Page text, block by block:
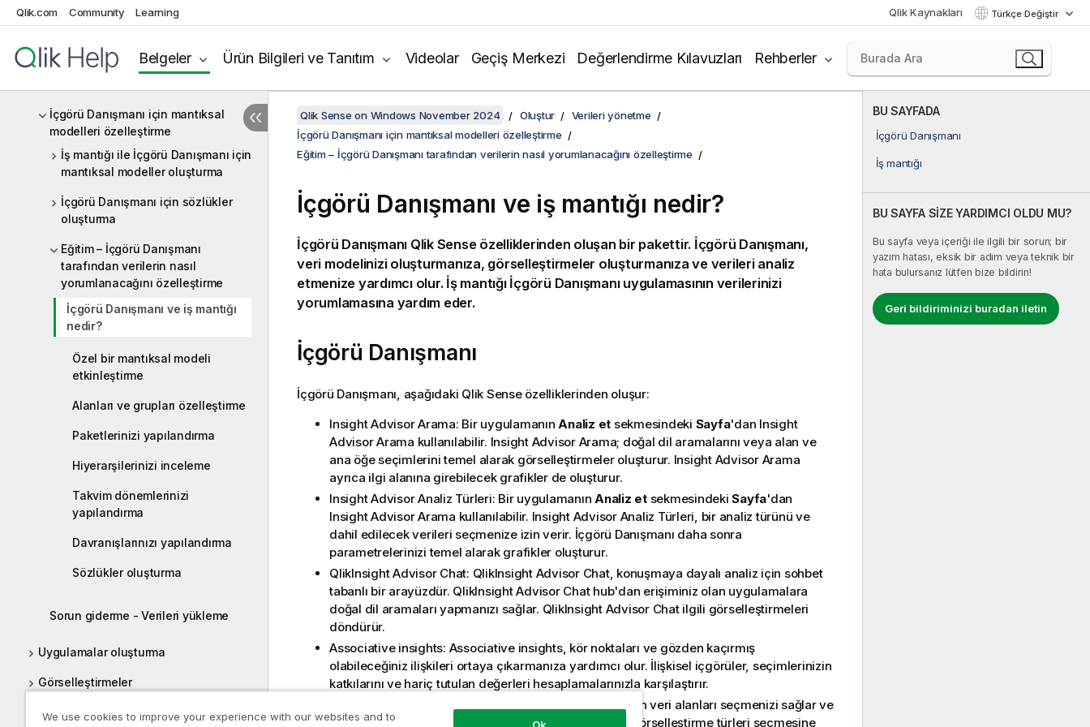
Qlik.com Community Learning Qlik Kaynakları Türkçe Değiştir
Belgeler Ürün Bilgileri ve Tanıtım Videolar Geçiş Merkezi Değerlendirme Kılavuzları Rehberler
Veri kaynaklarına bağlanma
dönüştürme
İçgörü Danışmanı için mantıksal
modelleri özelleştirme
İş mantığı ile İçgörü Danışmanı için
mantıksal modeller oluşturma
İçgörü Danışmanı için sözlükler
oluşturma
Eğitim – İçgörü Danışmanı
tarafından verilerin nasıl
yorumlanacağını özelleştirme
İçgörü Danışmanı ve iş mantığı
nedir?
Özel bir mantıksal modeli
etkinleştirme
Alanları ve grupları özelleştirme
Paketlerinizi yapılandırma
Hiyerarşilerinizi inceleme
Takvim dönemlerinizi
yapılandırma
Davranışlarınızı yapılandırma
Sözlükler oluşturma
Sorun giderme - Verileri yükleme
Uygulamalar oluşturma
Görselleştirmeler
Kod söz dizimi ve grafik fonksiyonları
BU SAYFADA
İçgörü Danışmanı
İş mantığı
BU SAYFA SİZE YARDIMCI OLDU MU?
Bu sayfa veya içeriği ile ilgili bir sorun; bir
yazım hatası, eksik bir adım veya teknik bir
hata bulursanız lütfen bize bildirin!
Geri bildiriminizi buradan iletin
Qlik Sense on Windows November 2024 Oluştur
Verileri yönetme
İçgörü Danışmanı için mantıksal modelleri özelleştirme
Eğitim – İçgörü Danışmanı tarafından verilerin nasıl yorumlanacağını özelleştirme
İçgörü Danışmanı ve iş mantığı nedir?
İçgörü Danışmanı Qlik Senseözelliklerinden oluşan bir pakettir. İçgörü Danışmanı,
veri modelinizi oluşturmanıza, görselleştirmeler oluşturmanıza ve verileri analiz
etmenize yardımcı olur. İş mantığı İçgörü Danışmanıuygulamasının verilerinizi
yorumlamasına yardım eder.
İçgörü Danışmanı
İçgörü Danışmanı , aşağıdaki Qlik Senseözelliklerinden oluşur:
Insight Advisor Arama: Bir uygulamanın Analiz et sekmesindeki Sayfa'dan Insight
Advisor Arama kullanılabilir. Insight Advisor Arama; doğal dil aramalarını veya alan ve
ana öğe seçimlerini temel alarak görselleştirmeler oluşturur. Insight Advisor Arama
ayrıca ilgi alanına girebilecek grafikler de oluşturur.
Insight Advisor Analiz Türleri: Bir uygulamanın Analiz etsekmesindekiSayfa'dan
Insight Advisor Arama kullanılabilir. Insight Advisor Analiz Türleri , bir analiz türünü ve
dahil edilecek verileri seçmenize izin verir. İçgörü Danışmanı daha sonra
parametrelerinizi temel alarak grafikler oluşturur.
QlikInsight Advisor Chat: QlikInsight Advisor Chat, konuşmaya dayalı analiz için sohbet
tabanlı bir arayüzdür. QlikInsight Advisor Chathub'dan erişiminiz olan uygulamalara
doğal dil aramaları yapmanızı sağlar. QlikInsight Advisor Chatilgili görselleştirmeleri
döndürür.
Associative insights: Associative insights, kör noktaları ve gözden kaçırmış
olabileceğiniz ilişkileri ortaya çıkarmanıza yardımcı olur. İlişkisel içgörüler, seçimlerinizin
katkılarını ve hariç tutulan değerleri hesaplamalarınızla karşılaştırır.
Grafik önerileri: Grafik önerileri, bir sayfayı düzenlerken veri alanları seçmenizi sağlar ve
Qlik Senseuygulamasının boyutlar, hesaplamalar ve görselleştirme türleri seçmesine
We use cookies to improve your experience with our websites and to